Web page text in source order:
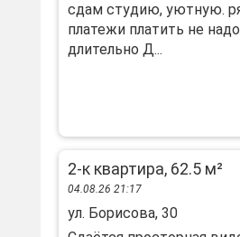
сдам студию, уютную.
платежи платить не
длительно Д...
2-к квартира, 62.5 м²
04.08.26 21:17
ул. Борисова, 30